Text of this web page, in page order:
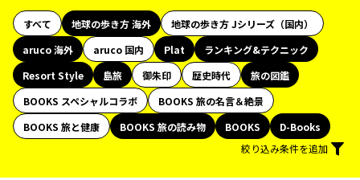
すべて 地球の歩き方 海外
地球の歩き方 Jシリーズ（国内）
aruco 海外
aruco 国内 Plat
ランキング&テクニック
Resort Style
島旅 御朱印 歴史時代
旅の図鑑
BOOKS スペシャルコラボ
BOOKS 旅の名言＆絶景
BOOKS 旅と健康
BOOKS 旅の読み物 BOOKS
D-Books
絞り込み条件を追加